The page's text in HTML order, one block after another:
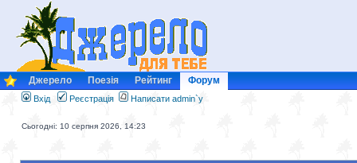
Джерело Поезія Рейтинг Форум
Вхід Реєстрація Написати admin`у
Сьогодні: 10 серпня 2026, 14:23